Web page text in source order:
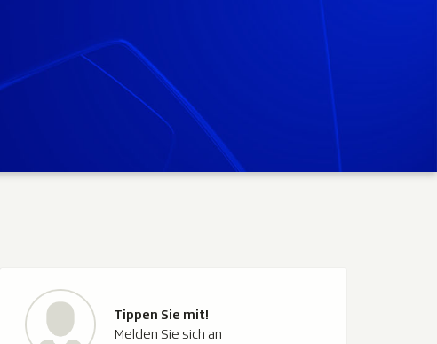
Tippen Sie mit!
Melden Sie sich an